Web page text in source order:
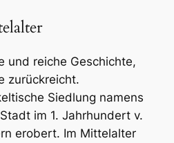
und reiche Geschichte,
zurückreicht.
Siedlung namens
im 1. Jahrhundert v.
erobert. Im Mittelalter